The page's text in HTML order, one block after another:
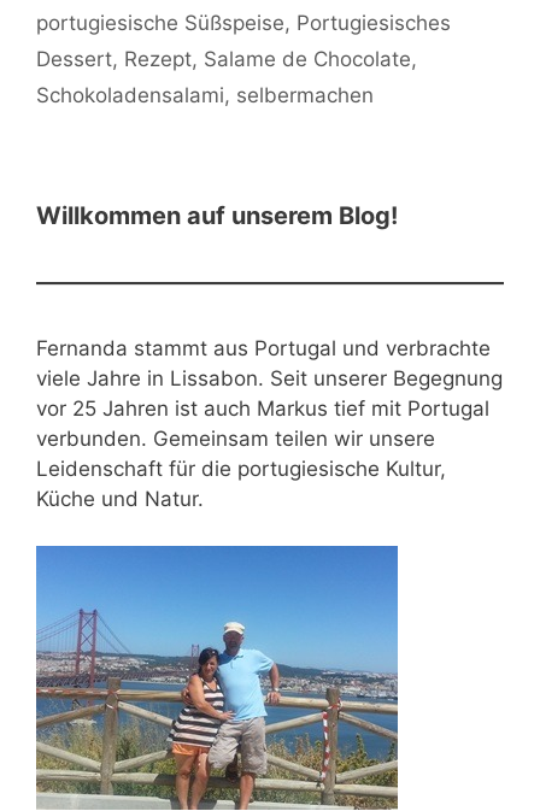
portugiesische Süßspeise, Portugiesisches
Dessert, Rezept, Salame de Chocolate,
Schokoladensalami, selbermachen
Willkommen auf unserem Blog!
Fernanda stammt aus Portugal und verbrachte
viele Jahre in Lissabon. Seit unserer Begegnung
vor 25 Jahren ist auch Markus tief mit Portugal
verbunden. Gemeinsam teilen wir unsere
Leidenschaft für die portugiesische Kultur,
Küche und Natur.